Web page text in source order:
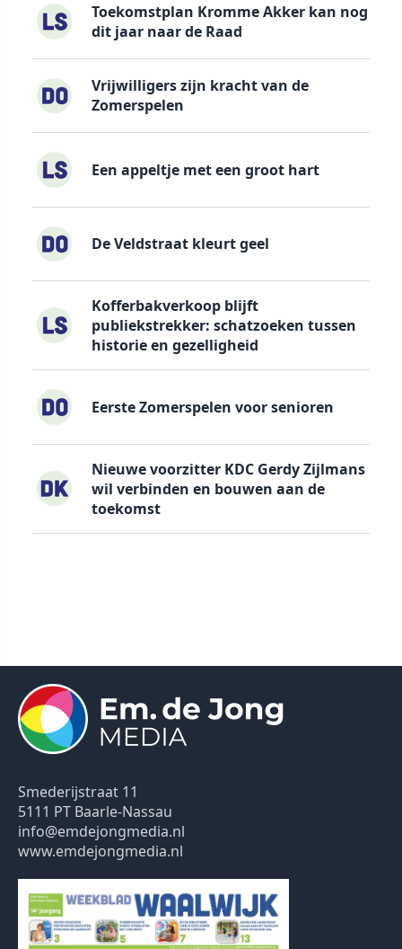
Toekomstplan Kromme Akker kan nog
dit jaar naar de Raad
Vrijwilligers zijn kracht van de
Zomerspelen
Een appeltje met een groot hart
De Veldstraat kleurt geel
Kofferbakverkoop blijft
publiekstrekker: schatzoeken tussen
historie en gezelligheid
Eerste Zomerspelen voor senioren
Nieuwe voorzitter KDC Gerdy Zijlmans
wil verbinden en bouwen aan de
toekomst
Smederijstraat 11
5111 PT Baarle-Nassau
info@emdejongmedia.nl
www.emdejongmedia.nl